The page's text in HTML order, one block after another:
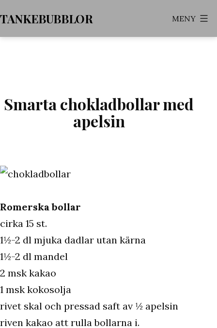
till
innehåll
TANKEBUBBLOR MENY
Smarta chokladbollar med
apelsin
Romerska bollar
cirka 15 st.
1½-2 dl mjuka dadlar utan kärna
1½-2 dl mandel
2 msk kakao
1 msk kokosolja
rivet skal och pressad saft av ½ apelsin
riven kakao att rulla bollarna i.